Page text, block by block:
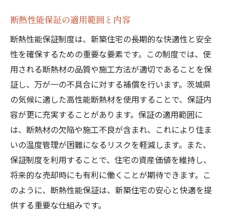
断熱性能保証の適用範囲と内容
断熱性能保証制度は、新築住宅の長期的な快適性と安全
性を確保するための重要な要素です。この制度では、使
用される断熱材の品質や施工方法が適切であることを保
証し、万が一の不具合に対する補償を行います。茨城県
の気候に適した高性能断熱材を使用することで、保証内
容が更に充実することがあります。保証の適用範囲に
は、断熱材の欠陥や施工不良が含まれ、これにより住ま
いの温度管理が困難になるリスクを軽減します。また、
保証制度を利用することで、住宅の資産価値を維持し、
将来的な売却時にも有利に働くことが期待できます。こ
のように、断熱性能保証は、新築住宅の安心と快適を提
供する重要な仕組みです。